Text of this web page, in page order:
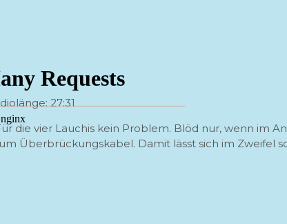
27:31
die vier Lauchis kein Problem. Blöd nur, wenn im
Überbrückungskabel. Damit lässt sich im Zweifel